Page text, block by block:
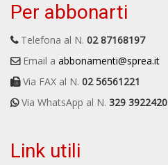
Per abbonarti
Telefona al N. 02 87168197
Email a abbonamenti@sprea.it
Via FAX al N. 02 56561221
Via WhatsApp al N. 329 3922420
Link utili